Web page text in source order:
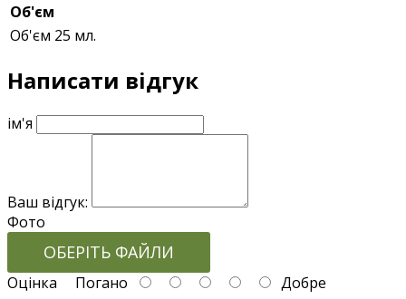
Об'єм
Об'єм 25 мл.
Написати відгук
ім'я
Ваш відгук:
Фото
ОБЕРІТЬ ФАЙЛИ
Оцінка Погано Добре